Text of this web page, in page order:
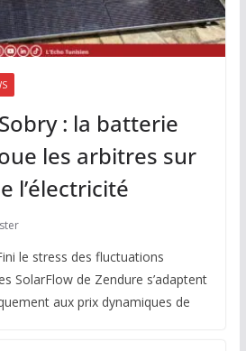
: la batterie
les arbitres sur
l’électricité
le stress des fluctuations
SolarFlow de Zendure s’adaptent
aux prix dynamiques de